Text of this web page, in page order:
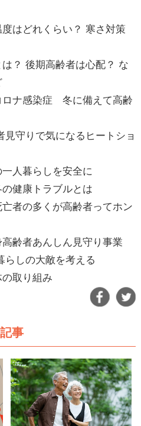
はどれくらい？ 寒さ対策
？ 後期高齢者は心配？ な
ナ感染症 冬に備えて高齢
守りで気になるヒートショ
人暮らしを安全に
健康トラブルとは
者の多くが高齢者ってホン
齢者あんしん見守り事業
らしの大敵を考える
の取り組み
事